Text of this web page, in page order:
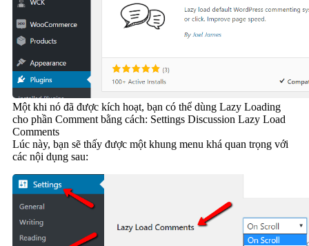
Một khi nó đã được kích hoạt, bạn có thể dùng Lazy Loading
cho phần Comment bằng cách: Settings Discussion Lazy Load
Comments
Lúc này, bạn sẽ thấy được một khung menu khá quan trọng với
các nội dụng sau: